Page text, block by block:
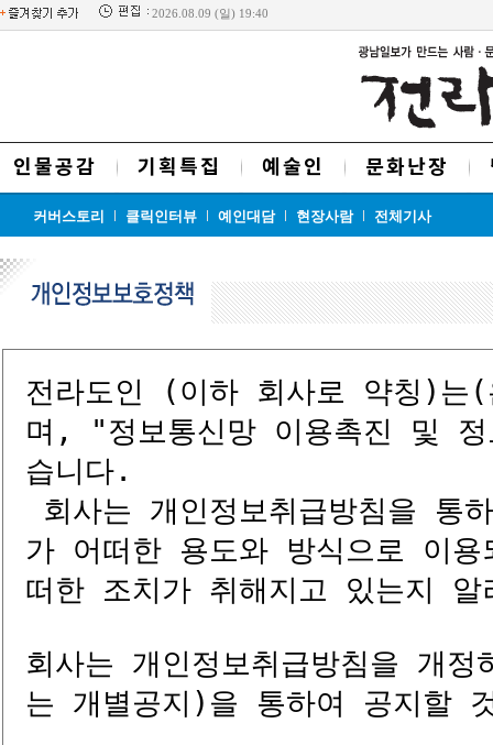
2026.08.09 (일) 19:40
인물공감 기획특집 예술인 문화난장
커버스토리 클릭인터뷰 예인대담 현장사람 전체기사